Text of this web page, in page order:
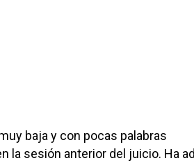
baja y con pocas palabras
la sesión anterior del juicio. Ha